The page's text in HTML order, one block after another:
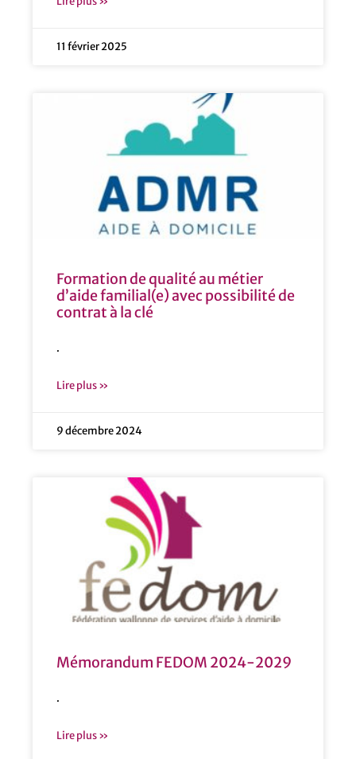
11 février 2025
Formation de qualité au métier
d’aide familial(e) avec possibilité de
contrat à la clé
.
Lire plus »
9 décembre 2024
Mémorandum FEDOM 2024-2029
.
Lire plus »